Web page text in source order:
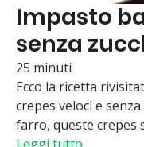
Impasto
senza
25 minuti
Ecco la ricetta
crepes veloci e
farro, queste crepes
Leggi tutto